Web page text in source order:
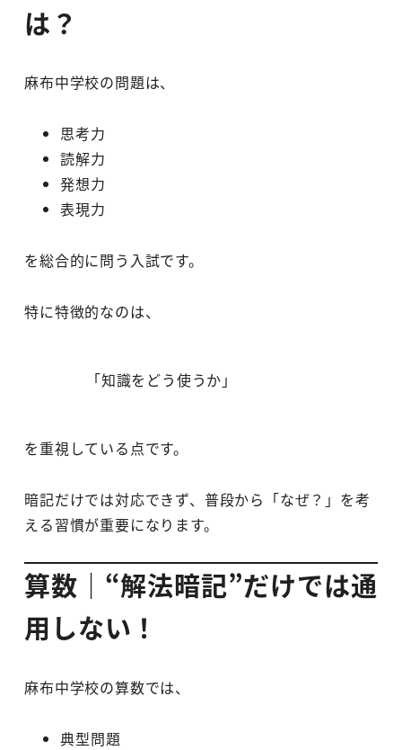
は？
麻布中学校の問題は、
思考力
読解力
発想力
表現力
を総合的に問う入試です。
特に特徴的なのは、
「知識をどう使うか」
を重視している点です。
暗記だけでは対応できず、普段から「なぜ？」を考
える習慣が重要になります。
算数｜“解法暗記”だけでは通
用しない！
麻布中学校の算数では、
典型問題